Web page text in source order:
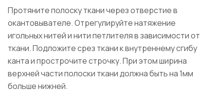
Протяните полоску ткани через отверстие в
окантовывателе. Отрегулируйте натяжение
игольных нитей и нити петлителя в зависимости от
ткани. Подложите срез ткани к внутреннему сгибу
канта и прострочите строчку. При этом ширина
верхней части полоски ткани должна быть на 1мм
больше нижней.